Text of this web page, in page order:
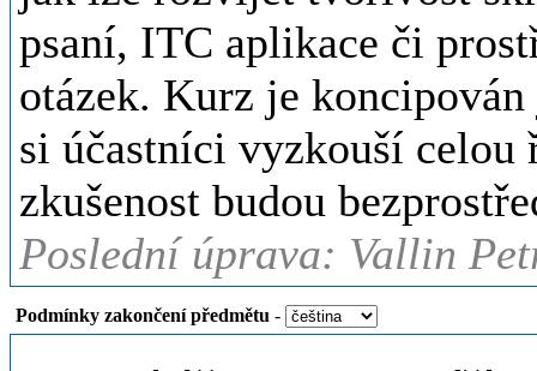
psaní, ITC aplikace či
otázek. Kurz je
si účastníci vyzkouší celou
zkušenost budou
Poslední úprava: Vallin
Podmínky zakončení předmětu -